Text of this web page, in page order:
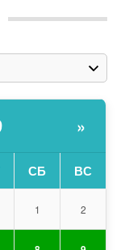
»
СБ ВС
1 2